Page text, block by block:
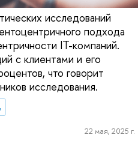
исследований
подхода
IT-компаний.
с клиентами и его
что говорит
исследования.
22 мая, 2025 г.